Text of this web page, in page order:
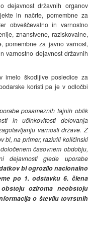
dejavnost državnih organov
in načrte, pomembne za
obveščevalno in varnostno
znanstvene, raziskovalne,
pomembne za javno varnost,
varnostno dejavnost državnih
imelo škodljive posledice za
koristi pa je v odločbi
posameznih tajnih oblik
in učinkovitosti delovanja
varnosti države. Z
bi, na primer, razkrili količinski
časovnem obdobju,
dejavnosti glede uporabe
bi ogrozilo nacionalno
po 1. odstavku 6. člena
oziroma neobstoju
o številu tovrstnih